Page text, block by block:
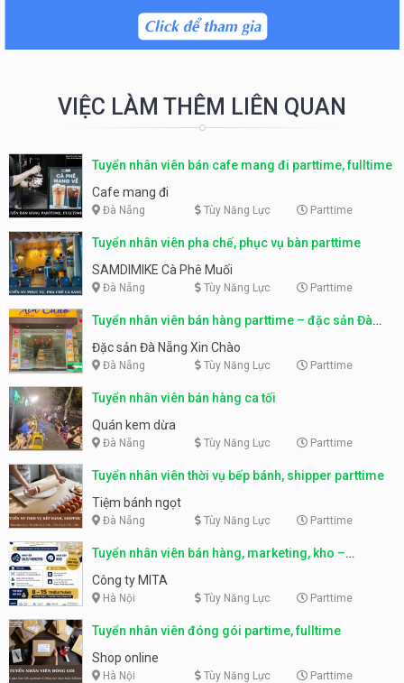
VIỆC LÀM THÊM LIÊN QUAN
Tuyển nhân viên bán cafe mang đi parttime, fulltime
Cafe mang đi
Đà Nẵng Tùy Năng Lực Parttime
Tuyển nhân viên pha chế, phục vụ bàn parttime
SAMDIMIKE Cà Phê Muối
Đà Nẵng Tùy Năng Lực Parttime
Tuyển nhân viên bán hàng parttime – đặc sản Đà
Nẵng
Đặc sản Đà Nẵng Xin Chào
Đà Nẵng Tùy Năng Lực Parttime
Tuyển nhân viên bán hàng ca tối
Quán kem dừa
Đà Nẵng Tùy Năng Lực Parttime
Tuyển nhân viên thời vụ bếp bánh, shipper parttime
Tiệm bánh ngọt
Đà Nẵng Tùy Năng Lực Parttime
Tuyển nhân viên bán hàng, marketing, kho –
parttime, fulltime
Công ty MITA
Hà Nội Tùy Năng Lực Parttime
Tuyển nhân viên đóng gói partime, fulltime
Shop online
Hà Nội Tùy Năng Lực Parttime